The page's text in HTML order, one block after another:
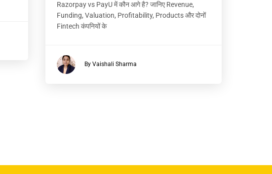
Razorpay vs PayU में कौन आगे है? जानिए Revenue,
Funding, Valuation, Profitability, Products और दोनों
Fintech कंपनियों के
By Vaishali Sharma